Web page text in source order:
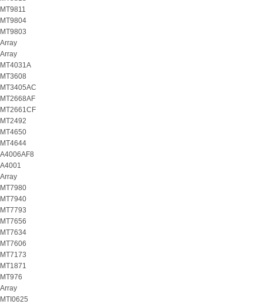
MT9811
MT9804
MT9803
Array
Array
MT4031A
MT3608
MT3405AC
MT2668AF
MT2661CF
MT2492
MT4650
MT4644
A4006AF8
A4001
Array
MT7980
MT7940
MT7793
MT7656
MT7634
MT7606
MT7173
MT1871
MT976
Array
MTI0625